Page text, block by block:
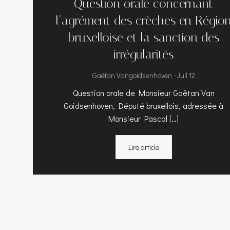
Question orale concernant
l’agrément des crèches en
bruxelloise et la sanction des
irrégularités
Gaëtan Vangoidsenhoven -Juil 12
Question orale de Monsieur Gaëtan Van
Goidsenhoven, Député bruxellois, adressée à
Monsieur Pascal […]
Lire article